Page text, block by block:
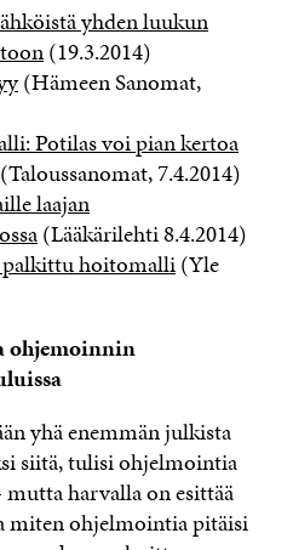
yhden luukun
(19.3.2014)
(Hämeen Sanomat,
Potilas voi pian kertoa
(Taloussanomat, 7.4.2014)
laajan
(Lääkärilehti 8.4.2014)
palkittu hoitomalli(Yle
ohjemoinnin
yhä enemmän julkista
siitä, tulisi ohjelmointia
harvalla on esittää
miten ohjelmointia pitäisi